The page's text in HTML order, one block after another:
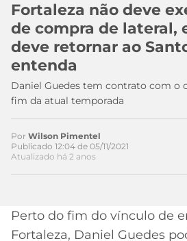
APOSTA
MELHORES
SITES
DE
APOSTAS
2026
CÓDIGO
CÓDIGO
DE
COPA
DO
MUNDO
TIMES
MEU
TIME
CORINTHIANS
CAMPEONATOS
LIBERTADORES
MERCADO
DA
Fortaleza não deve
de compra de lateral,
deve retornar ao
entenda
Daniel Guedes tem contrato com o
fim da atual temporada
Acesse o perfil do autor
Por Wilson Pimentel
Publicado 12:04 de 05/11/2021
Atualizado há 2 anos
Perto do fim do vínculo de
Fortaleza, Daniel Guedes